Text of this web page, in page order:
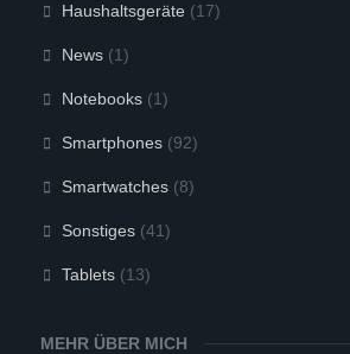
Haushaltsgeräte (17)
News(1)
Notebooks(1)
Smartphones(92)
Smartwatches(8)
Sonstiges(41)
Tablets(13)
MEHR ÜBER MICH